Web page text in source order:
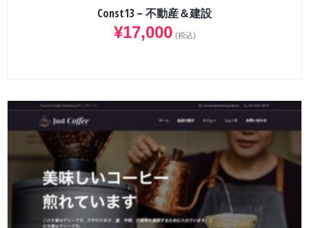
Const13 – 不動産＆建設
¥17,000 (税込)